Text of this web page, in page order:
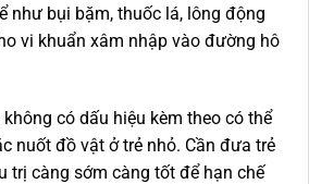
như bụi bặm, thuốc lá, lông động
vi khuẩn xâm nhập vào đường hô
có dấu hiệu kèm theo có thể
nuốt đồ vật ở trẻ nhỏ. Cần đưa trẻ
trị càng sớm càng tốt để hạn chế